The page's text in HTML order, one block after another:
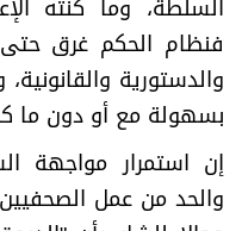
السلطة، وما كنته
فنظام الحكم غرق حتى
والدستورية
بسهولة مع أو دون ما
إن استمرار مواجهة
والحد من عمل